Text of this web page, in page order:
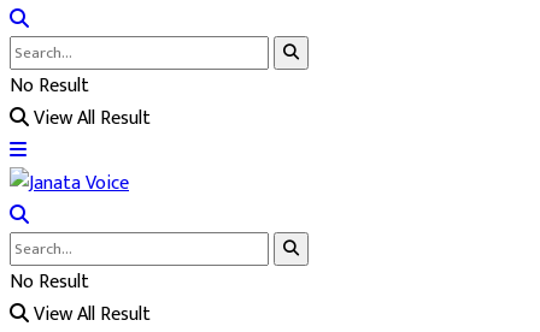
No Result
View All Result
No Result
View All Result